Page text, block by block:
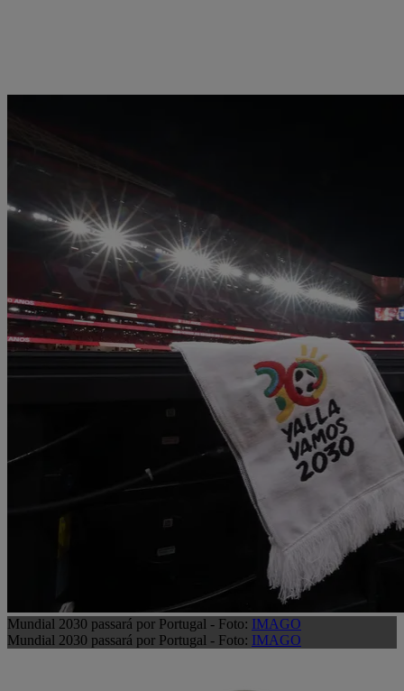
Mundial 2030 passará por Portugal - Foto: IMAGO
Mundial 2030 passará por Portugal - Foto: IMAGO